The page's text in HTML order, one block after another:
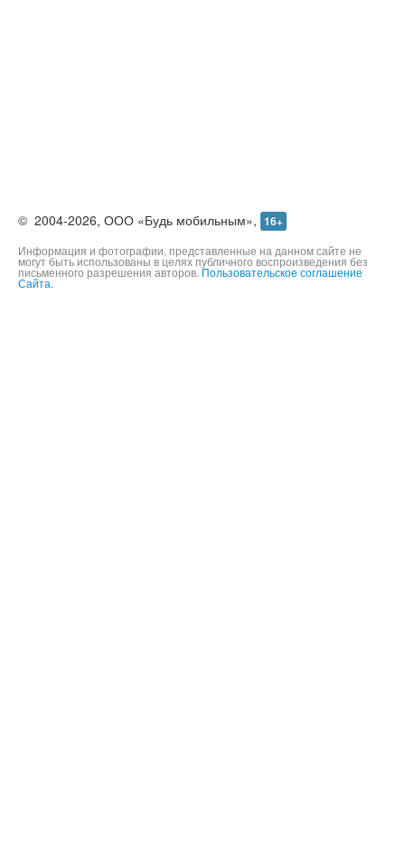
© 2004-2026, ООО «Будь мобильным», 16+
Информация и фотографии, представленные на данном сайте не
могут быть использованы в целях публичного воспроизведения без
письменного разрешения авторов. Пользовательское соглашение
Сайта.